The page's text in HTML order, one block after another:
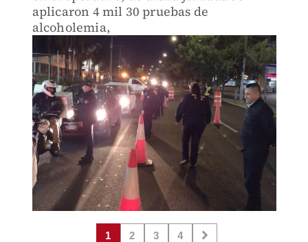
aplicaron 4 mil 30 pruebas de
alcoholemia,
1 2 3 4